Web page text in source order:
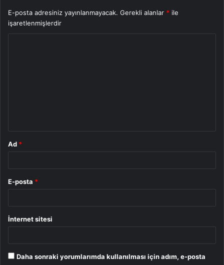
E-posta adresiniz yayınlanmayacak. Gerekli alanlar * ile
işaretlenmişlerdir
Ad *
E-posta *
İnternet sitesi
Daha sonraki yorumlarımda kullanılması için adım, e-posta